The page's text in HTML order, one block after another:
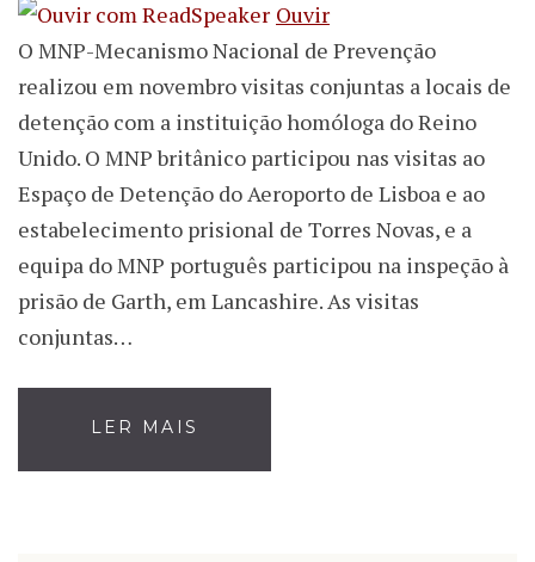
Ouvir
O MNP-Mecanismo Nacional de Prevenção
realizou em novembro visitas conjuntas a locais de
detenção com a instituição homóloga do Reino
Unido. O MNP britânico participou nas visitas ao
Espaço de Detenção do Aeroporto de Lisboa e ao
estabelecimento prisional de Torres Novas, e a
equipa do MNP português participou na inspeção à
prisão de Garth, em Lancashire. As visitas
conjuntas…
LER MAIS